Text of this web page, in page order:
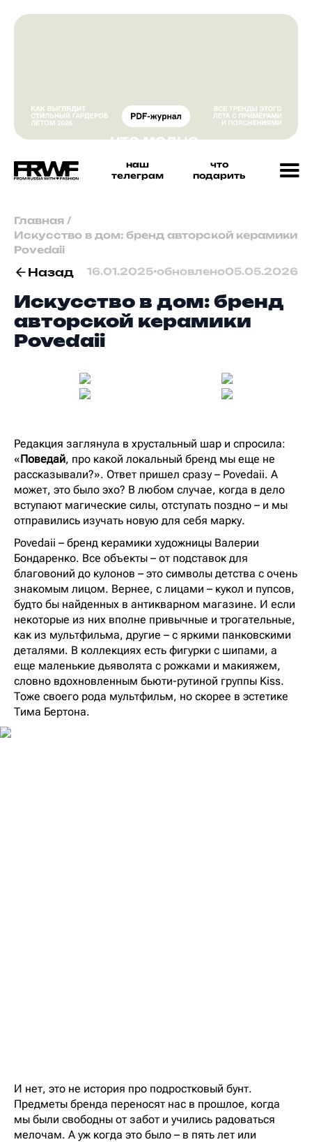
наш
телеграм
что
подарить
Главная /
Искусство в дом: бренд авторской керамики
Povedaii
Назад 16.01.2025•обновлено05.05.2026
Искусство в дом: бренд
авторской керамики
Povedaii
Редакция заглянула в хрустальный шар и спросила:
« Поведай, про какой локальный бренд мы еще не
рассказывали?». Ответ пришел сразу – Povedaii. А
может, это было эхо? В любом случае, когда в дело
вступают магические силы, отступать поздно – и мы
отправились изучать новую для себя марку.
Povedaii – бренд керамики художницы Валерии
Бондаренко. Все объекты – от подставок для
благовоний до кулонов – это символы детства с очень
знакомым лицом. Вернее, с лицами – кукол и пупсов,
будто бы найденных в антикварном магазине. И если
некоторые из них вполне привычные и трогательные,
как из мультфильма, другие – с яркими панковскими
деталями. В коллекциях есть фигурки с шипами, а
еще маленькие дьяволята с рожками и макияжем,
словно вдохновленным бьюти-рутиной группы Kiss.
Тоже своего рода мультфильм, но скорее в эстетике
Тима Бертона.
И нет, это не история про подростковый бунт.
Предметы бренда переносят нас в прошлое, когда
мы были свободны от забот и учились радоваться
мелочам. А уж когда это было – в пять лет или